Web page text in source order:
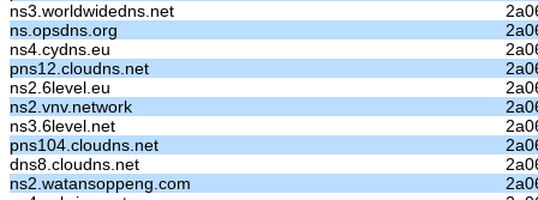
ns3.worldwidedns.net
ns.opsdns.org
ns4.cydns.eu
pns12.cloudns.net
ns2.6level.eu
ns2.vnv.network
ns3.6level.net
pns104.cloudns.net
dns8.cloudns.net
ns2.watansoppeng.com